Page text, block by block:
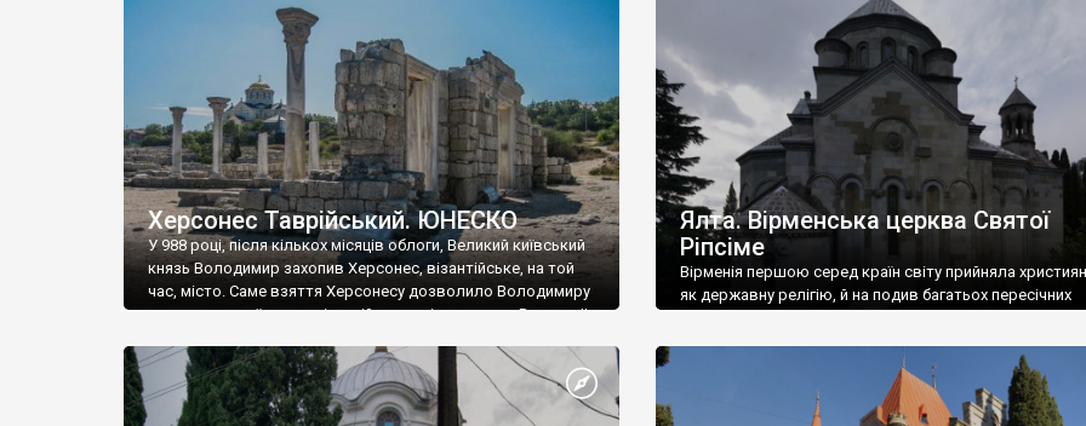
візантійської доби. Раритети викрадені з фондів об’єкту
культурної спадщини ЮНЕСКО «Херсонеса Таврійського».
Офіційно – на виставку «Золото Візантії», але експерти та
влада в Україні вважають це лише […]
називаються «повстяками» (postaki)…” “Вино. Крим
виробляє відмінне вино і його вдосталь: воно все
легке біле і дуже […]
Херсонес Таврійський. ЮНЕСКО
У 988 році, після кількох місяців облоги, Великий київський
князь Володимир захопив Херсонес, візантійське, на той
час, місто. Саме взяття Херсонесу дозволило Володимиру
диктувати свої умови візантійському імператору Василю ІІ,
Херсонесі Володимир-язичник, став Василем-
християнином. А потім було Хрещення Русі. На честь
Херсонесу Таврійського названо місто […]
Ялта. Вірменська церква Святої
Ріпсіме
Вірменія першою серед країн світу прийняла
як державну релігію, й на подив багатьох пересічних